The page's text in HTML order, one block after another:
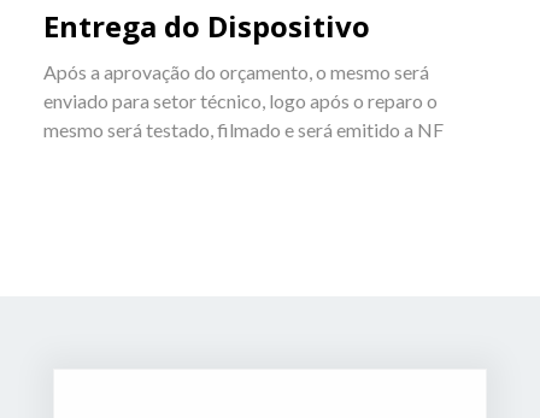
Entrega do Dispositivo
Após a aprovação do orçamento, o mesmo será
enviado para setor técnico, logo após o reparo o
mesmo será testado, filmado e será emitido a NF